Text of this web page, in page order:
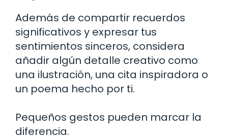
Además de compartir recuerdos
significativos y expresar tus
sentimientos sinceros, considera
añadir algún detalle creativo como
una ilustración, una cita inspiradora o
un poema hecho por ti.
Pequeños gestos pueden marcar la
diferencia.